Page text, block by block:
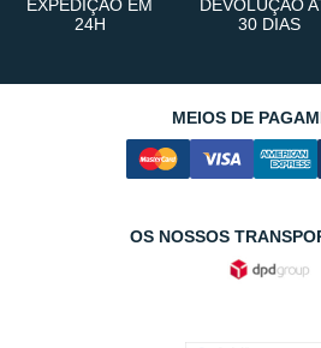
EXPEDIÇÃO EM
24H
DEVOLUÇÃO
30 DIAS
MEIOS DE
OS NOSSOS